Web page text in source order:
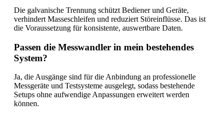
Die galvanische Trennung schützt Bediener und Geräte,
verhindert Masseschleifen und reduziert Störeinflüsse. Das ist
die Voraussetzung für konsistente, auswertbare Daten.
Passen die Messwandler in mein bestehendes
System?
Ja, die Ausgänge sind für die Anbindung an professionelle
Messgeräte und Testsysteme ausgelegt, sodass bestehende
Setups ohne aufwendige Anpassungen erweitert werden
können.